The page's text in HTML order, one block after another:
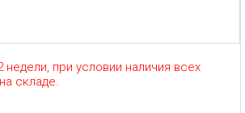
недели, при условии наличия всех
складе.